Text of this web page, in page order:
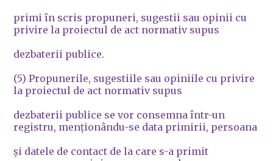
primi în scris propuneri, sugestii sau opinii cu
privire la proiectul de act normativ supus
dezbaterii publice.
(5) Propunerile, sugestiile sau opiniile cu privire
la proiectul de act normativ supus
dezbaterii publice se vor consemna într-un
registru, menţionându-se data primirii, persoana
şi datele de contact de la care s-a primit